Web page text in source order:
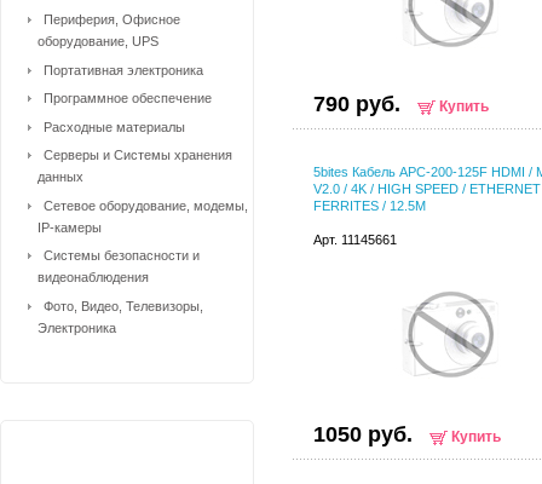
790 руб. Купить
5bites Кабель APC-200-125F HDMI /
V2.0 / 4K / HIGH SPEED /
FERRITES / 12.5M
Арт. 11145661
1050 руб. Купить
Периферия, Офисное
оборудование, UPS
Портативная электроника
Программное обеспечение
Расходные материалы
Серверы и Системы хранения
данных
Сетевое оборудование, модемы,
IP-камеры
Системы безопасности и
видеонаблюдения
Фото, Видео, Телевизоры,
Электроника